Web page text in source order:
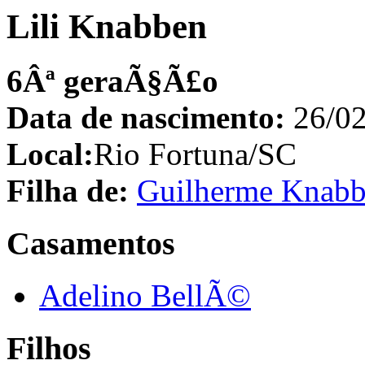
Lili Knabben
6Âª geraÃ§Ã£o
Data de nascimento: 26/
Local:Rio Fortuna/SC
Filha de: Guilherme
Casamentos
Adelino BellÃ©
Filhos